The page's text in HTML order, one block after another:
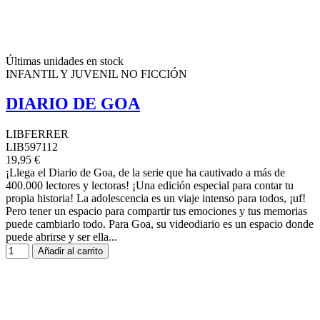
Últimas unidades en stock
INFANTIL Y JUVENIL NO FICCIÓN
DIARIO DE GOA
LIBFERRER
LIB597112
19,95 €
¡Llega el Diario de Goa, de la serie que ha cautivado a más de
400.000 lectores y lectoras! ¡Una edición especial para contar tu
propia historia! La adolescencia es un viaje intenso para todos, ¡uf!
Pero tener un espacio para compartir tus emociones y tus memorias
puede cambiarlo todo. Para Goa, su videodiario es un espacio donde
puede abrirse y ser ella...
Añadir al carrito